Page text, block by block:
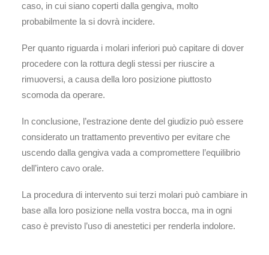
caso, in cui siano coperti dalla gengiva, molto
probabilmente la si dovrà incidere.
Per quanto riguarda i molari inferiori può capitare di dover
procedere con la rottura degli stessi per riuscire a
rimuoversi, a causa della loro posizione piuttosto
scomoda da operare.
In conclusione, l’estrazione dente del giudizio può essere
considerato un trattamento preventivo per evitare che
uscendo dalla gengiva vada a compromettere l’equilibrio
dell’intero cavo orale.
La procedura di intervento sui terzi molari può cambiare in
base alla loro posizione nella vostra bocca, ma in ogni
caso è previsto l’uso di anestetici per renderla indolore.